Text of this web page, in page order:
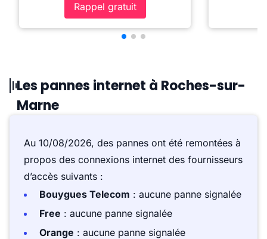
Rappel gratuit
Les pannes internet à Roches-sur-
Marne
Au 10/08/2026, des pannes ont été remontées à
propos des connexions internet des fournisseurs
d’accès suivants :
Bouygues Telecom : aucune panne signalée
Free : aucune panne signalée
Orange : aucune panne signalée